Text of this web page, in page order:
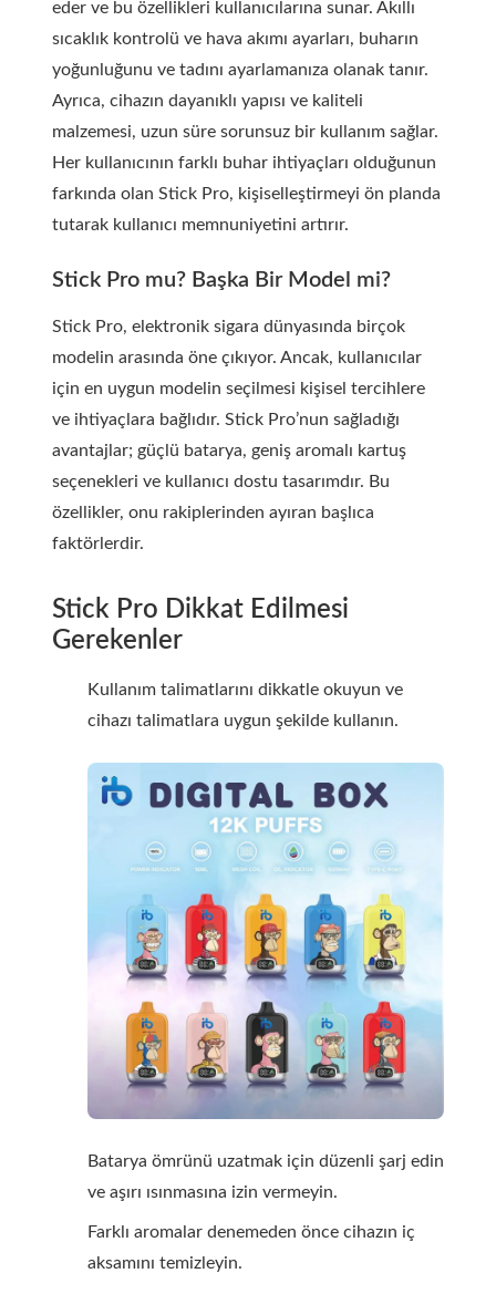
eder ve bu özellikleri kullanıcılarına sunar. Akıllı
sıcaklık kontrolü ve hava akımı ayarları, buharın
yoğunluğunu ve tadını ayarlamanıza olanak tanır.
Ayrıca, cihazın dayanıklı yapısı ve kaliteli
malzemesi, uzun süre sorunsuz bir kullanım sağlar.
Her kullanıcının farklı buhar ihtiyaçları olduğunun
farkında olan Stick Pro, kişiselleştirmeyi ön planda
tutarak kullanıcı memnuniyetini artırır.
Stick Pro mu? Başka Bir Model mi?
Stick Pro, elektronik sigara dünyasında birçok
modelin arasında öne çıkıyor. Ancak, kullanıcılar
için en uygun modelin seçilmesi kişisel tercihlere
ve ihtiyaçlara bağlıdır. Stick Pro’nun sağladığı
avantajlar; güçlü batarya, geniş aromalı kartuş
seçenekleri ve kullanıcı dostu tasarımdır. Bu
özellikler, onu rakiplerinden ayıran başlıca
faktörlerdir.
Stick Pro Dikkat Edilmesi
Gerekenler
Kullanım talimatlarını dikkatle okuyun ve
cihazı talimatlara uygun şekilde kullanın.
Batarya ömrünü uzatmak için düzenli şarj edin
ve aşırı ısınmasına izin vermeyin.
Farklı aromalar denemeden önce cihazın iç
aksamını temizleyin.